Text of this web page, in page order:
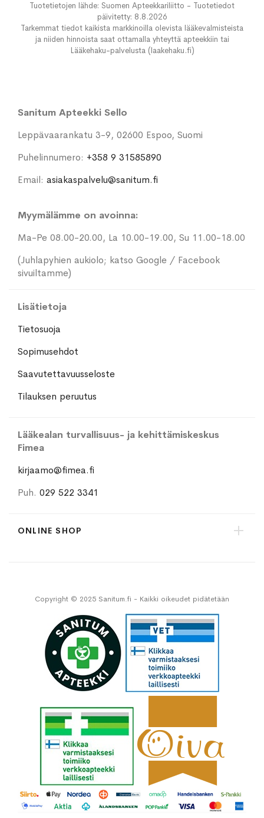
Tuotetietojen lähde: Suomen Apteekkariliitto - Tuotetiedot
päivitetty: 8.8.2026
Tarkemmat tiedot kaikista markkinoilla olevista lääkevalmisteista
ja niiden hinnoista saat ottamalla yhteyttä apteekkiin tai
Lääkehaku-palvelusta (laakehaku.fi)
Sanitum Apteekki Sello
Leppävaarankatu 3-9, 02600 Espoo, Suomi
Puhelinnumero: +358 9 31585890
Email: asiakaspalvelu@sanitum.fi
Myymälämme on avoinna:
Ma-Pe 08.00-20.00, La 10.00-19.00, Su 11.00-18.00
(Juhlapyhien aukiolo; katso Google / Facebook
sivuiltamme)
Lisätietoja
Tietosuoja
Sopimusehdot
Saavutettavuusseloste
Tilauksen peruutus
Lääkealan turvallisuus- ja kehittämiskeskus
Fimea
kirjaamo@fimea.fi
Puh. 029 522 3341
ONLINE SHOP
Copyright © 2025 Sanitum.fi - Kaikki oikeudet pidätetään